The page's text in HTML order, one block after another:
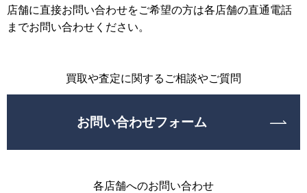
店舗に直接お問い合わせをご希望の方は各店舗の直通電話
までお問い合わせください。
買取や査定に関するご相談やご質問
お問い合わせフォーム
各店舗へのお問い合わせ